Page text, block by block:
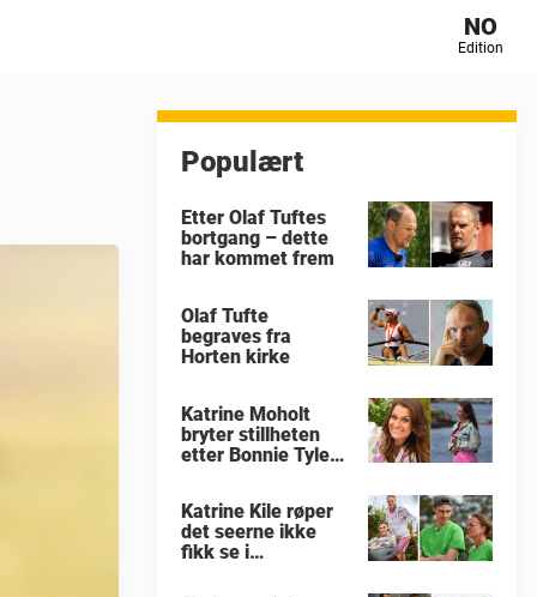
NO
Edition
Populært
Etter Olaf Tuftes
bortgang – dette
har kommet frem
Olaf Tufte
begraves fra
Horten kirke
Katrine Moholt
bryter stillheten
etter Bonnie Tylers
Katrine Kile røper
det seerne ikke
fikk se i